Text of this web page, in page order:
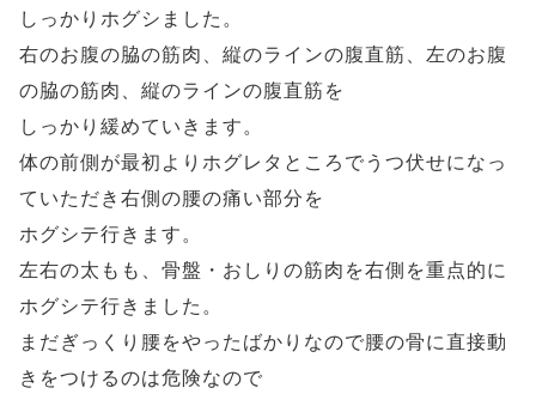
しっかりホグシました。
右のお腹の脇の筋肉、縦のラインの腹直筋、左のお腹
の脇の筋肉、縦のラインの腹直筋を
しっかり緩めていきます。
体の前側が最初よりホグレタところでうつ伏せになっ
ていただき右側の腰の痛い部分を
ホグシテ行きます。
左右の太もも、骨盤・おしりの筋肉を右側を重点的に
ホグシテ行きました。
まだぎっくり腰をやったばかりなので腰の骨に直接動
きをつけるのは危険なので